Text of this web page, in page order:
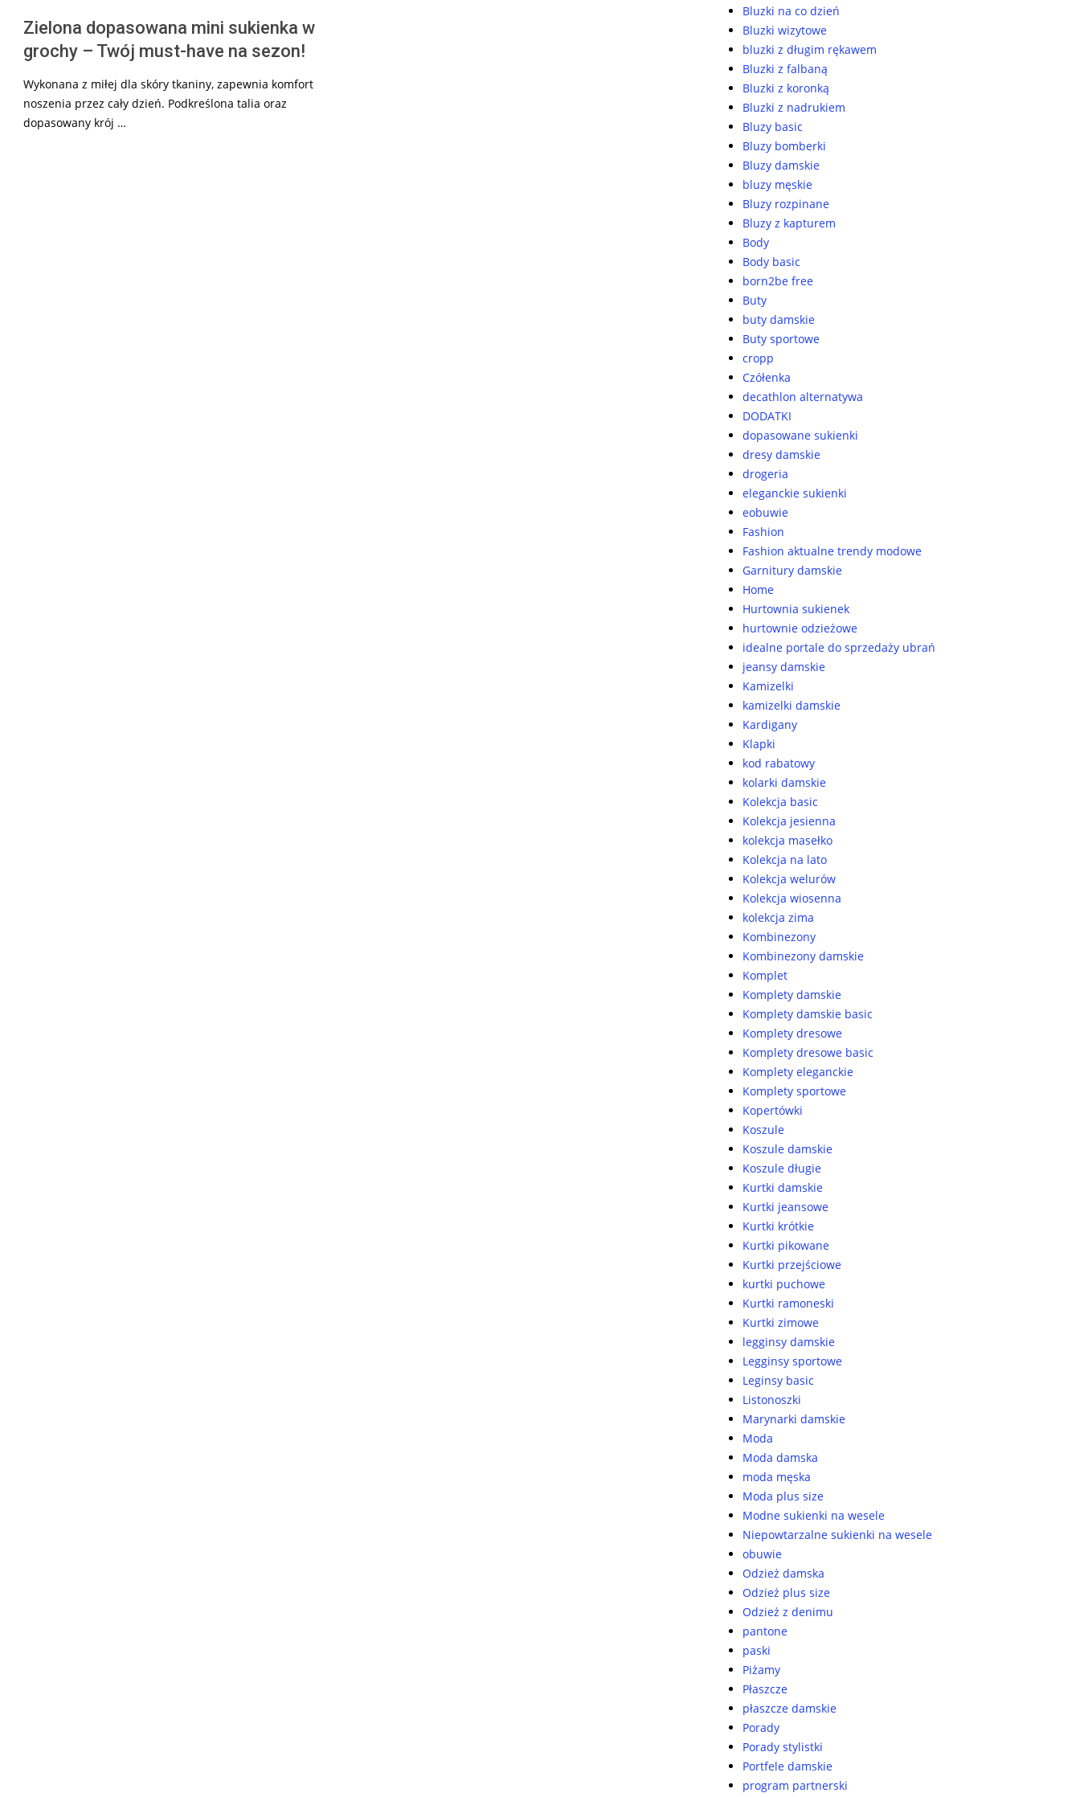
Zielona dopasowana mini sukienka w
grochy – Twój must-have na sezon!
Wykonana z miłej dla skóry tkaniny, zapewnia komfort
noszenia przez cały dzień. Podkreślona talia oraz
dopasowany krój …
Bluzki na co dzień
Bluzki wizytowe
bluzki z długim rękawem
Bluzki z falbaną
Bluzki z koronką
Bluzki z nadrukiem
Bluzy basic
Bluzy bomberki
Bluzy damskie
bluzy męskie
Bluzy rozpinane
Bluzy z kapturem
Body
Body basic
born2be free
Buty
buty damskie
Buty sportowe
cropp
Czółenka
decathlon alternatywa
DODATKI
dopasowane sukienki
dresy damskie
drogeria
eleganckie sukienki
eobuwie
Fashion
Fashion aktualne trendy modowe
Garnitury damskie
Home
Hurtownia sukienek
hurtownie odzieżowe
idealne portale do sprzedaży ubrań
jeansy damskie
Kamizelki
kamizelki damskie
Kardigany
Klapki
kod rabatowy
kolarki damskie
Kolekcja basic
Kolekcja jesienna
kolekcja masełko
Kolekcja na lato
Kolekcja welurów
Kolekcja wiosenna
kolekcja zima
Kombinezony
Kombinezony damskie
Komplet
Komplety damskie
Komplety damskie basic
Komplety dresowe
Komplety dresowe basic
Komplety eleganckie
Komplety sportowe
Kopertówki
Koszule
Koszule damskie
Koszule długie
Kurtki damskie
Kurtki jeansowe
Kurtki krótkie
Kurtki pikowane
Kurtki przejściowe
kurtki puchowe
Kurtki ramoneski
Kurtki zimowe
legginsy damskie
Legginsy sportowe
Leginsy basic
Listonoszki
Marynarki damskie
Moda
Moda damska
moda męska
Moda plus size
Modne sukienki na wesele
Niepowtarzalne sukienki na wesele
obuwie
Odzież damska
Odzież plus size
Odzież z denimu
pantone
paski
Piżamy
Płaszcze
płaszcze damskie
Porady
Porady stylistki
Portfele damskie
program partnerski